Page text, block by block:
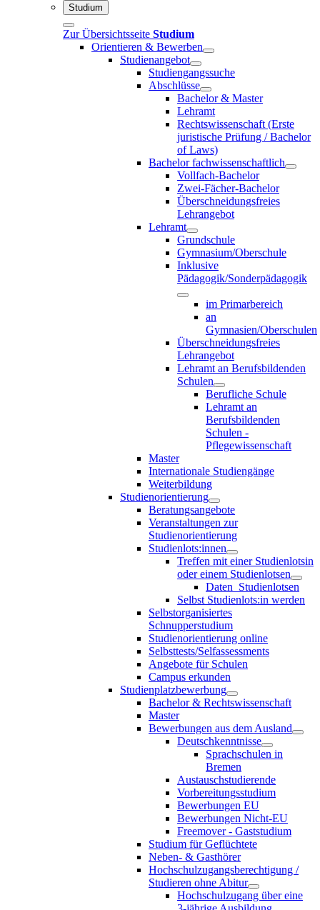
Studium
Zur Übersichtsseite Studium
Orientieren & Bewerben
Studienangebot
Studiengangssuche
Abschlüsse
Bachelor & Master
Lehramt
Rechtswissenschaft (Erste
juristische Prüfung / Bachelor
of Laws)
Bachelor fachwissenschaftlich
Vollfach-Bachelor
Zwei-Fächer-Bachelor
Überschneidungsfreies
Lehrangebot
Lehramt
Grundschule
Gymnasium/Oberschule
Inklusive
Pädagogik/Sonderpädagogik
im Primarbereich
an
Gymnasien/Oberschulen
Überschneidungsfreies
Lehrangebot
Lehramt an Berufsbildenden
Schulen
Berufliche Schule
Lehramt an
Berufsbildenden
Schulen -
Pflegewissenschaft
Master
Internationale Studiengänge
Weiterbildung
Studienorientierung
Beratungsangebote
Veranstaltungen zur
Studienorientierung
Studienlots:innen
Treffen mit einer Studienlotsin
oder einem Studienlotsen
Daten_Studienlotsen
Selbst Studienlots:in werden
Selbstorganisiertes
Schnupperstudium
Studienorientierung online
Selbsttests/Selfassessments
Angebote für Schulen
Campus erkunden
Studienplatzbewerbung
Bachelor & Rechtswissenschaft
Master
Bewerbungen aus dem Ausland
Deutschkenntnisse
Sprachschulen in
Bremen
Austauschstudierende
Vorbereitungsstudium
Bewerbungen EU
Bewerbungen Nicht-EU
Freemover - Gaststudium
Studium für Geflüchtete
Neben- & Gasthörer
Hochschulzugangsberechtigung /
Studieren ohne Abitur
Hochschulzugang über eine